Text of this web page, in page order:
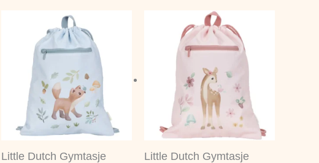
Little Dutch Gymtasje
Oorspronkelijke
prijs
was:
€10,99.
Huidige
prijs
is:
€8,99.
Little Dutch Gymtasje
Oorspronkelijke
prijs
was:
€10,95.
Huidige
prijs
€8,99.